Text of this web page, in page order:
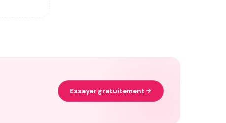
Essayer gratuitement